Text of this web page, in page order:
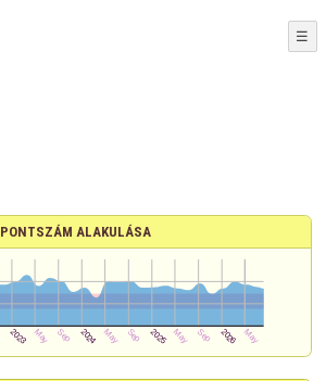
☰
PONTSZÁM ALAKULÁSA